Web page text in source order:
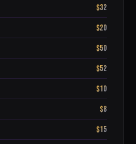
$32
$20
$50
$52
$10
$8
$15